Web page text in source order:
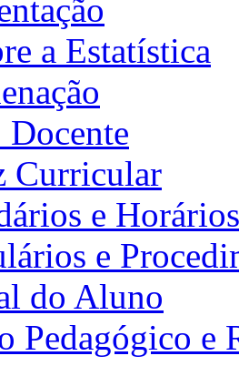
a Estatística
Curricular
e Horários
e
do Aluno
Pedagógico e